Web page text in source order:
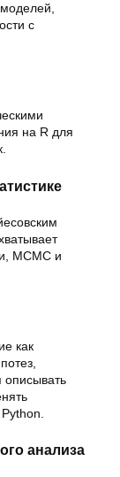
с
на R для
MCMC и
как
описывать
анализа